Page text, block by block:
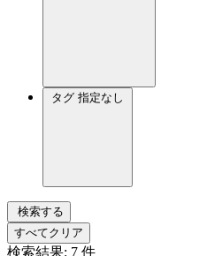
タグ 指定なし
検索する
すべてクリア
検索結果: 7 件